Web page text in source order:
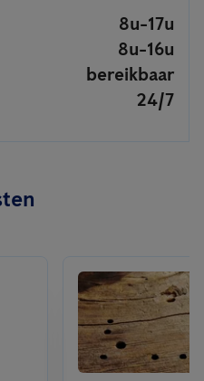
8u-17u
8u-16u
bereikbaar
24/7